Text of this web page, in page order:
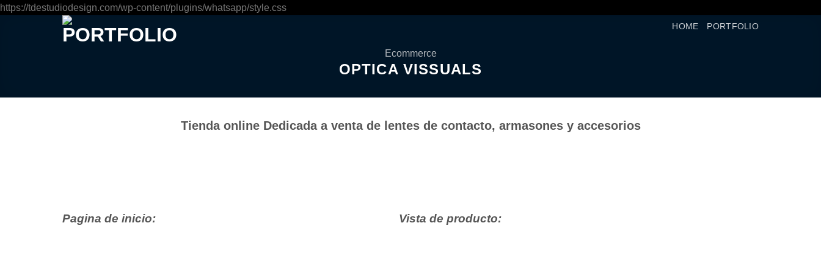
https://tdestudiodesign.com/wp-content/plugins/whatsapp/style.cssSaltar
HOME PORTFOLIO
Ecommerce
OPTICA VISSUALS
Tienda online Dedicada a venta de lentes de contacto, armasones y accesorios
Pagina de inicio: Vista de producto: